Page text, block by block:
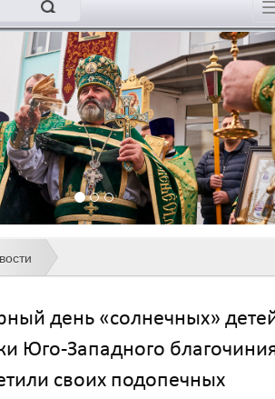
день «солнечных»
Юго-Западного
своих подопечных